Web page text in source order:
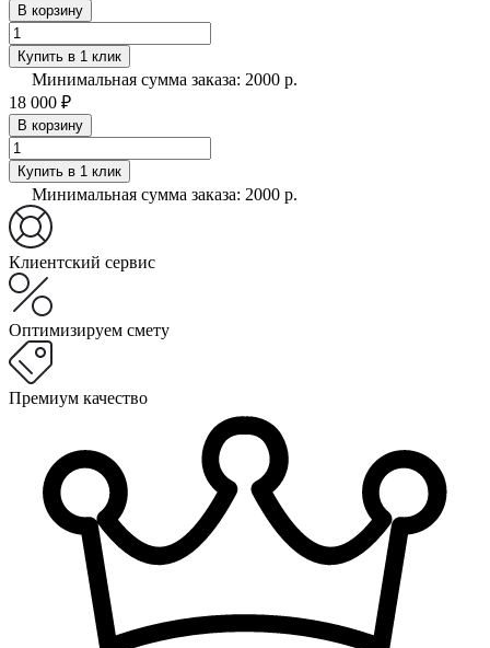
В корзину
Купить в 1 клик
Минимальная сумма заказа: 2000 р.
18 000 ₽
В корзину
Купить в 1 клик
Минимальная сумма заказа: 2000 р.
Клиентский сервис
Оптимизируем смету
Премиум качество